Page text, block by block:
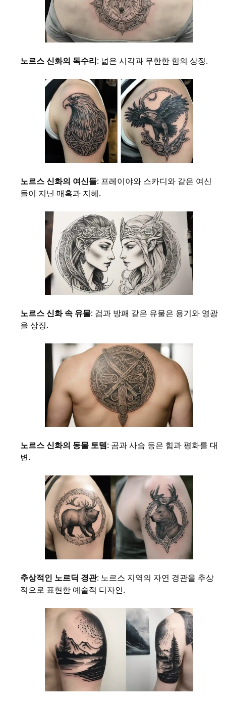
노르스 신화의 독수리: 넓은 시각과 무한한 힘의 상징.
노르스 신화의 여신들: 프레이야와 스카디와 같은 여신
들이 지닌 매혹과 지혜.
노르스 신화 속 유물: 검과 방패 같은 유물은 용기와 영광
을 상징.
노르스 신화의 동물 토템: 곰과 사슴 등은 힘과 평화를 대
변.
추상적인 노르딕 경관: 노르스 지역의 자연 경관을 추상
적으로 표현한 예술적 디자인.